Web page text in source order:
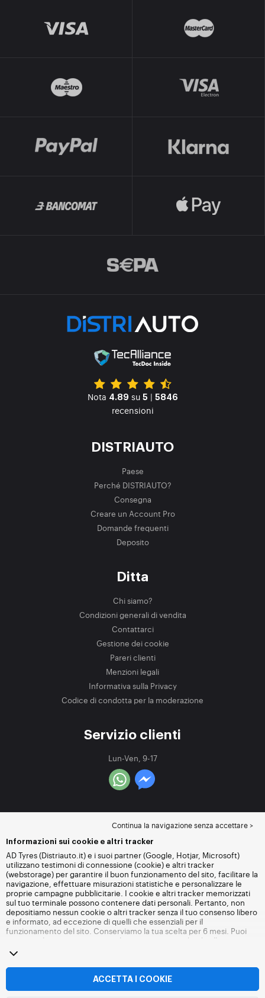
Nota 4.89 su 5 | 5846
recensioni
DISTRIAUTO
Paese
Perché DISTRIAUTO?
Consegna
Creare un Account Pro
Domande frequenti
Deposito
Ditta
Chi siamo?
Condizioni generali di vendita
Contattarci
Gestione dei cookie
Pareri clienti
Menzioni legali
Informativa sulla Privacy
Codice di condotta per la moderazione
Servizio clienti
Lun-Ven, 9-17
Continua la navigazione senza accettare >
Informazioni sui cookie e altri tracker
AD Tyres (Distriauto.it) e i suoi partner (Google, Hotjar, Microsoft)
utilizzano testimoni di connessione (cookie) e altri tracker
(webstorage) per garantire il buon funzionamento del sito, facilitare la
navigazione, effettuare misurazioni statistiche e personalizzare le
proprie campagne pubblicitarie. I cookie e altri tracker memorizzati
sul tuo terminale possono contenere dati personali. Pertanto, non
depositiamo nessun cookie o altri tracker senza il tuo consenso libero
e informato, ad eccezione di quelli che essenziali per il
funzionamento del sito. Conserviamo la tua scelta per 6 mesi. Puoi
revocare il tuo consenso in qualsiasi momento andando alla
dei cookie e altri tracker
senza accettare il deposito di cookie o altri tracker. Il rifiuto non
impedisce l'accesso ai servizi Distriauto.it. Per maggiori informazioni,
altri tracker .
ACCETTA I COOKIE